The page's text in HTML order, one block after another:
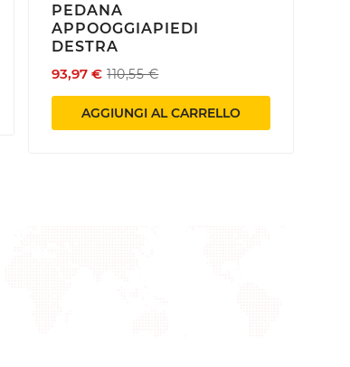
PEDANA
APPOOGGIAPIEDI
DESTRA
93,97 € 110,55 €
AGGIUNGI AL CARRELLO